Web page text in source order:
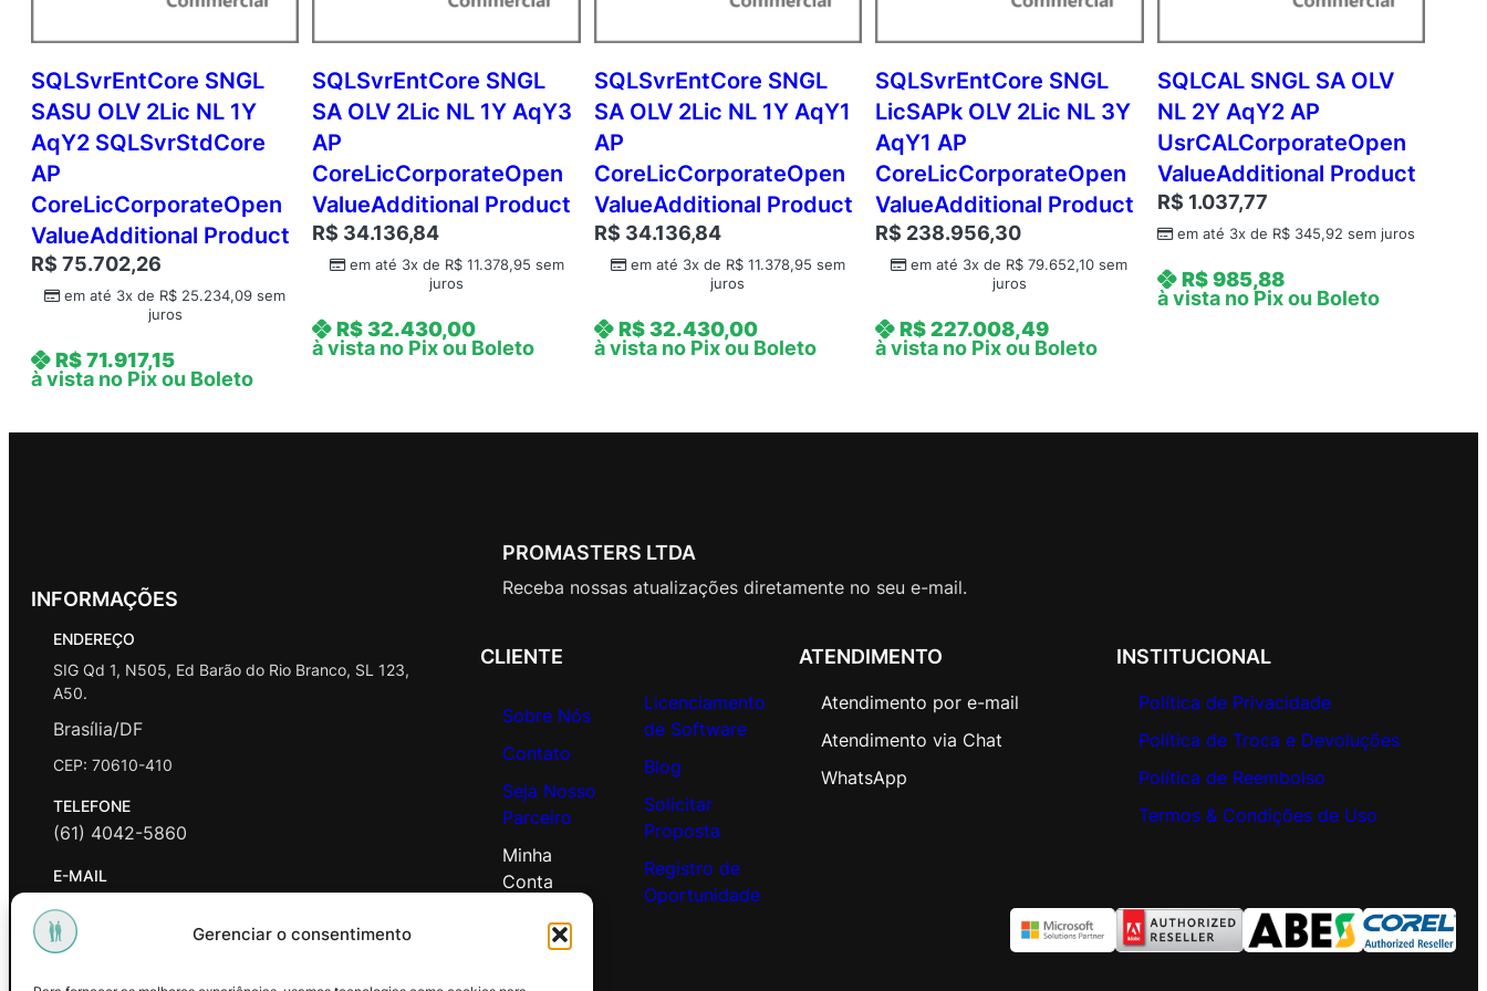
Gerenciar o consentimento
L
2
Y
A
q
Y
2
A
o
r
p
o
SQLSvrEntCore SNGL
SASU OLV 2Lic NL 1Y
AqY2 SQLSvrStdCore
AP
CoreLicCorporateOpen
ValueAdditional Product
R$ 75.702,26
em até 3x de R$ 25.234,09 sem
juros
R$71.917,15
à vista no Pix ou Boleto
SQLSvrEntCore SNGL
SA OLV 2Lic NL 1Y AqY3
AP
CoreLicCorporateOpen
ValueAdditional Product
R$ 34.136,84
em até 3x de R$11.378,95 sem
juros
R$32.430,00
à vista no Pix ou Boleto
SQLSvrEntCore SNGL
SA OLV 2Lic NL 1Y AqY1
AP
CoreLicCorporateOpen
ValueAdditional Product
R$ 34.136,84
em até 3x de R$11.378,95 sem
juros
R$32.430,00
à vista no Pix ou Boleto
SQLSvrEntCore SNGL
LicSAPk OLV 2Lic NL 3Y
AqY1 AP
CoreLicCorporateOpen
ValueAdditional Product
R$ 238.956,30
em até 3x de R$ 79.652,10 sem
juros
R$227.008,49
à vista no Pix ou Boleto
SQLCAL SNGL SA OLV
NL 2Y AqY2 AP
UsrCALCorporateOpen
ValueAdditional Product
R$ 1.037,77
em até 3x de R$345,92 sem juros
R$985,88
à vista no Pix ou Boleto
INFORMAÇÕES
ENDEREÇO
SIG Qd 1, N505, Ed Barão do Rio Branco, SL 123,
A50.
Brasília/DF
CEP: 70610-410
TELEFONE
(61) 4042-5860
E-MAIL
contato@promasters.net.br
HORÁRIO DE ATENDIMENTO
PROMASTERS LTDA
Receba nossas atualizações diretamente no seu e-mail.
CLIENTE
Sobre Nós
Contato
Seja Nosso
Parceiro
Minha
Conta
Licenciamento
de Software
Blog
Solicitar
Proposta
Registro de
Oportunidade
ATENDIMENTO
Atendimento por e-mail
Atendimento via Chat
WhatsApp
INSTITUCIONAL
Política de Privacidade
Política de Troca e Devoluções
Política de Reembolso
Termos & Condições de Uso